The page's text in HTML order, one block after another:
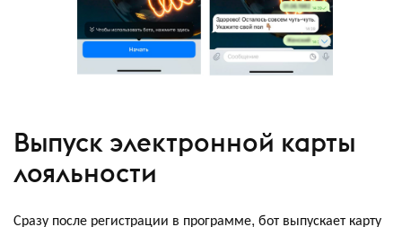
Выпуск электронной карты
лояльности
Сразу после регистрации в программе, бот выпускает карту